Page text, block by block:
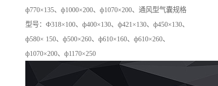
ф770×135、ф1000×200、ф1070×200、通风型气囊规格
型号：Ф318×100、ф400×130、ф421×130、ф450×130、
ф580× 150、ф500×260、ф610×160、ф610×260、
ф1070×200、ф1170×250